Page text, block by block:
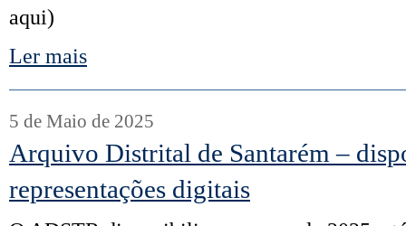
aqui)
Ler mais
5 de Maio de 2025
Arquivo Distrital de Santarém –
representações digitais